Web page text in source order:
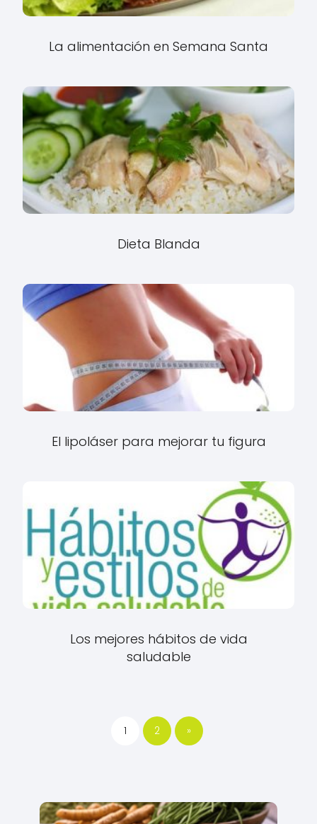
La alimentación en Semana Santa
Dieta Blanda
El lipoláser para mejorar tu figura
Los mejores hábitos de vida
saludable
1 2 »